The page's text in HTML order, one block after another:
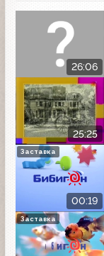
26:06
25:25
00:19
Заставка
Заставка